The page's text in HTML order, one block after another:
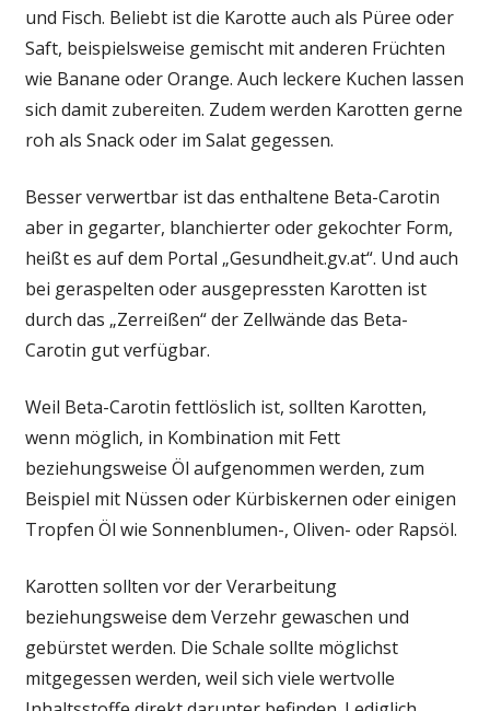
und Fisch. Beliebt ist die Karotte auch als Püree oder
Saft, beispielsweise gemischt mit anderen Früchten
wie Banane oder Orange. Auch leckere Kuchen lassen
sich damit zubereiten. Zudem werden Karotten gerne
roh als Snack oder im Salat gegessen.
Besser verwertbar ist das enthaltene Beta-Carotin
aber in gegarter, blanchierter oder gekochter Form,
heißt es auf dem Portal „Gesundheit.gv.at“. Und auch
bei geraspelten oder ausgepressten Karotten ist
durch das „Zerreißen“ der Zellwände das Beta-
Carotin gut verfügbar.
Weil Beta-Carotin fettlöslich ist, sollten Karotten,
wenn möglich, in Kombination mit Fett
beziehungsweise Öl aufgenommen werden, zum
Beispiel mit Nüssen oder Kürbiskernen oder einigen
Tropfen Öl wie Sonnenblumen-, Oliven- oder Rapsöl.
Karotten sollten vor der Verarbeitung
beziehungsweise dem Verzehr gewaschen und
gebürstet werden. Die Schale sollte möglichst
mitgegessen werden, weil sich viele wertvolle